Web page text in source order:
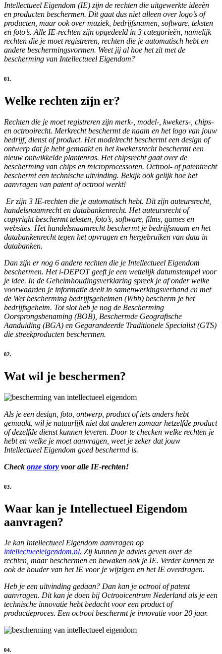
Intellectueel Eigendom (IE) zijn de rechten die uitgewerkte ideeën
en producten beschermen. Dit gaat dus niet alleen over logo’s of
producten, maar ook over muziek, bedrijfsnamen, software, teksten
en foto’s. Alle IE-rechten zijn opgedeeld in 3 categorieën, namelijk
rechten die je moet registreren, rechten die je automatisch hebt en
andere beschermingsvormen. Weet jij al hoe het zit met de
bescherming van Intellectueel Eigendom?
01.
Welke rechten zijn er?
Rechten die je moet registreren zijn merk-, model-, kwekers-, chips-
en octrooirecht. Merkrecht beschermt de naam en het logo van jouw
bedrijf, dienst of product. Het modelrecht beschermt een design of
ontwerp dat je hebt gemaakt en het kwekersrecht beschermt een
nieuw ontwikkelde plantenras. Het chipsrecht gaat over de
bescherming van chips en microprocessoren. Octrooi- of patentrecht
beschermt een technische uitvinding. Bekijk ook gelijk hoe het
aanvragen van patent of octrooi werkt!
Er zijn 3 IE-rechten die je automatisch hebt. Dit zijn auteursrecht,
handelsnaamrecht en databankenrecht. Het auteursrecht of
copyright beschermt teksten, foto’s, software, films, games en
websites. Het handelsnaamrecht beschermt je bedrijfsnaam en het
databankenrecht tegen het opvragen en hergebruiken van data in
databanken.
Dan zijn er nog 6 andere rechten die je Intellectueel Eigendom
beschermen. Het i-DEPOT geeft je een wettelijk datumstempel voor
je idee. In de Geheimhoudingsverklaring spreek je af onder welke
voorwaarden je informatie deelt in samenwerkingsverband en met
de Wet bescherming bedrijfsgeheimen (Wbb) bescherm je het
bedrijfsgeheim. Tot slot heb je nog de Bescherming
Oorsprongsbenaming (BOB), Beschermde Geografische
Aanduiding (BGA) en Gegarandeerde Traditionele Specialist (GTS)
die streekproducten beschermen.
02.
Wat wil je beschermen?
Als je een design, foto, ontwerp, product of iets anders hebt
gemaakt, wil je natuurlijk niet dat anderen zomaar hetzelfde product
of dezelfde dienst kunnen leveren. Door te checken welke rechten je
hebt en welke je moet aanvragen, weet je zeker dat jouw
Intellectueel Eigendom goed beschermd is.
Check onze story voor alle IE-rechten!
03.
Waar kan je Intellectueel Eigendom
aanvragen?
Je kan Intellectueel Eigendom aanvragen op
intellectueeleigendom.nl. Zij kunnen je advies geven over de
rechten, maar beschermen en bewaken ook je IE. Verder kunnen ze
ook de houder van het IE voor je wijzigen en het IE overdragen.
Heb je een uitvinding gedaan? Dan kan je octrooi of patent
aanvragen. Dit kan je doen bij Octrooicentrum Nederland als je een
technische innovatie hebt bedacht voor een product of
productieproces. Een octrooi beschermt je innovatie voor 20 jaar.
04.